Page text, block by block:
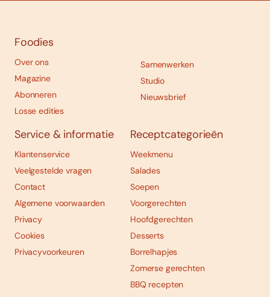
Foodies
Over ons
Magazine
Abonneren
Losse edities
Samenwerken
Studio
Nieuwsbrief
Service & informatie
Klantenservice
Veelgestelde vragen
Contact
Algemene voorwaarden
Privacy
Cookies
Privacyvoorkeuren
Receptcategorieën
Weekmenu
Salades
Soepen
Voorgerechten
Hoofdgerechten
Desserts
Borrelhapjes
Zomerse gerechten
BBQ recepten